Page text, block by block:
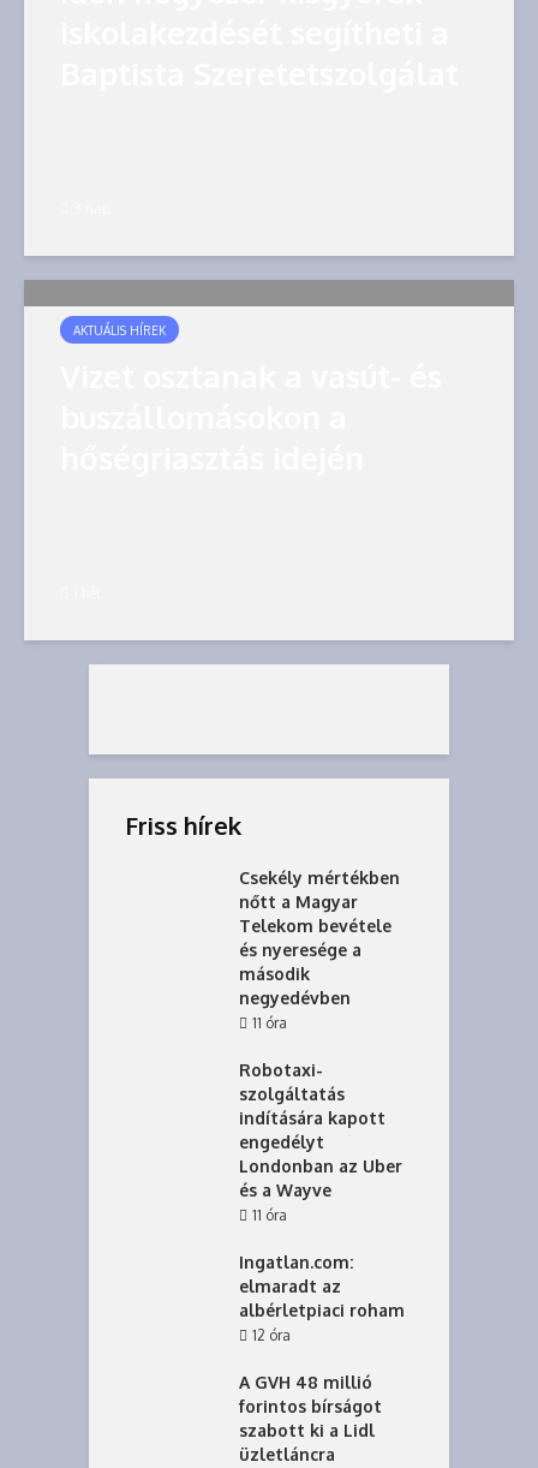
AKTUÁLIS HÍREK
Friss hírek
Csekély mértékben
nőtt a Magyar
Telekom bevétele
és nyeresége a
második
negyedévben
11 óra
Robotaxi-
szolgáltatás
indítására kapott
engedélyt
Londonban az Uber
és a Wayve
11 óra
Ingatlan.com:
elmaradt az
albérletpiaci roham
12 óra
A GVH 48 millió
forintos bírságot
szabott ki a Lidl
üzletláncra